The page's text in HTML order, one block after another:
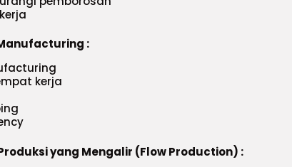
:
kerja
yang Mengalir (Flow Production) :